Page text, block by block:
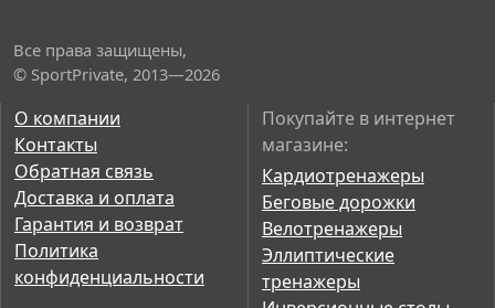
Все права защищены,
© SportPrivate, 2013—2026
О компании
Контакты
Обратная связь
Доставка и оплата
Гарантия и возврат
Политика
конфиденциальности
Покупайте в интернет
магазине:
Кардиотренажеры
Беговые дорожки
Велотренажеры
Эллиптические
тренажеры